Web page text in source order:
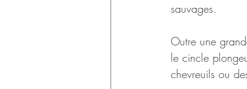
sauvages.
Outre une
le cincle
chevreuils ou